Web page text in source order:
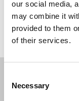
our social media,
may combine it
provided to them
of their services.
Selection
Necessary
Hvis du har nogle